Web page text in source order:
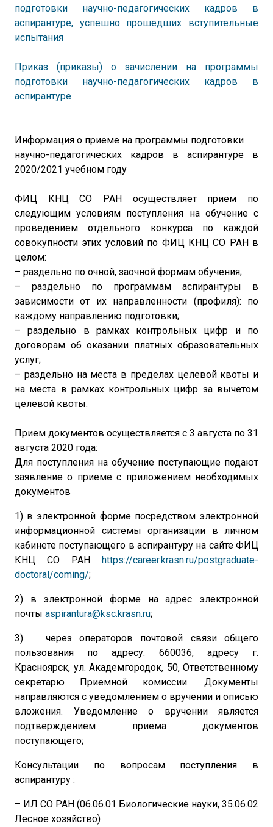
подготовки научно-педагогических кадров в
аспирантуре, успешно прошедших вступительные
испытания
Приказ (приказы) о зачислении на программы
подготовки научно-педагогических кадров в
аспирантуре
Информация о приеме на программы подготовки
научно-педагогических кадров в аспирантуре в
2020/2021 учебном году
ФИЦ КНЦ СО РАН осуществляет прием по
следующим условиям поступления на обучение с
проведением отдельного конкурса по каждой
совокупности этих условий по ФИЦ КНЦ СО РАН в
целом:
– раздельно по очной, заочной формам обучения;
– раздельно по программам аспирантуры в
зависимости от их направленности (профиля): по
каждому направлению подготовки;
– раздельно в рамках контрольных цифр и по
договорам об оказании платных образовательных
услуг;
– раздельно на места в пределах целевой квоты и
на места в рамках контрольных цифр за вычетом
целевой квоты.
Прием документов осуществляется с 3 августа по 31
августа 2020 года:
Для поступления на обучение поступающие подают
заявление о приеме с приложением необходимых
документов
1) в электронной форме посредством электронной
информационной системы организации в личном
кабинете поступающего в аспирантуру на сайте ФИЦ
КНЦ СО РАН https://career.krasn.ru/postgraduate-
doctoral/coming/;
2) в электронной форме на адрес электронной
почты aspirantura@ksc.krasn.ru;
3) через операторов почтовой связи общего
пользования по адресу: 660036, адресу г.
Красноярск, ул. Академгородок, 50, Ответственному
секретарю Приемной комиссии. Документы
направляются с уведомлением о вручении и описью
вложения. Уведомление о вручении является
подтверждением приема документов
поступающего;
Консультации по вопросам поступления в
аспирантуру :
– ИЛ СО РАН (06.06.01 Биологические науки, 35.06.02
Лесное хозяйство)